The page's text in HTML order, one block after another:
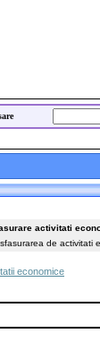
activitati
de activitati
economice